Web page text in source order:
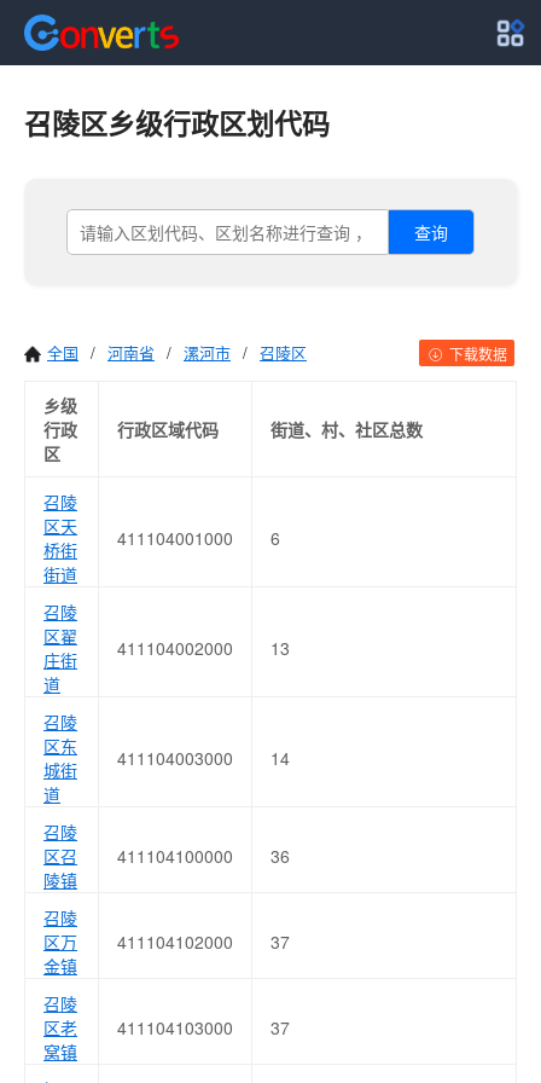
召陵区乡级行政区划代码
查询
全国 / 河南省 / 漯河市 / 召陵区 下载数据
乡级
行政
区
行政区域代码 街道、村、社区总数
召陵
区天
桥街
街道
411104001000 6
召陵
区翟
庄街
道
411104002000 13
召陵
区东
城街
道
411104003000 14
召陵
区召
陵镇
411104100000 36
召陵
区万
金镇
411104102000 37
召陵
区老
窝镇
411104103000 37